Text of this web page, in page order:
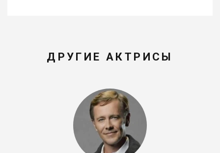
ДРУГИЕ АКТРИСЫ